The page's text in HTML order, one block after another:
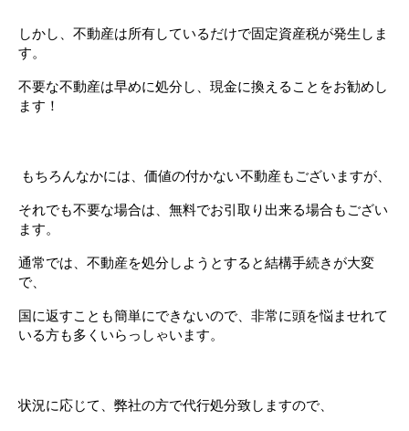
しかし、不動産は所有しているだけで固定資産税が発生しま
す。
不要な不動産は早めに処分し、現金に換えることをお勧めし
ます！
んなかには、価値の付かない不動産もございますが、
それでも不要な場合は、無料でお引取り出来る場合もござい
ます。
通常では、不動産を処分しようとすると結構手続きが大変
で、
国に返すことも簡単にできないので、非常に頭を悩ませれて
いる方も多くいらっしゃいます。
状況に応じて、弊社の方で代行処分致しますので、